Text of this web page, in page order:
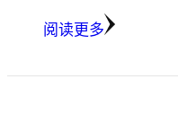
阅读更多